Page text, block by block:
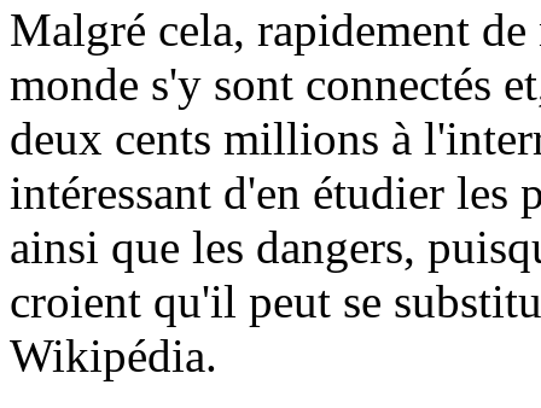
Malgré cela, rapidement
monde s'y sont connectés
deux cents millions à
intéressant d'en étudier les
ainsi que les dangers,
croient qu'il peut se
Wikipédia.